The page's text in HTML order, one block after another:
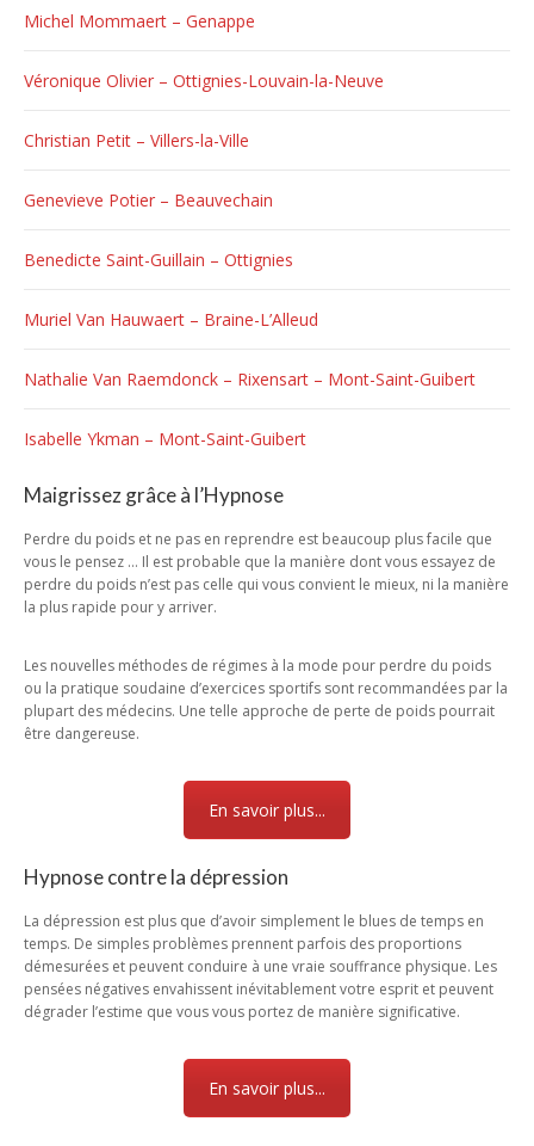
Michel Mommaert – Genappe
Véronique Olivier – Ottignies-Louvain-la-Neuve
Christian Petit – Villers-la-Ville
Genevieve Potier – Beauvechain
Benedicte Saint-Guillain – Ottignies
Muriel Van Hauwaert – Braine-L’Alleud
Nathalie Van Raemdonck – Rixensart – Mont-Saint-Guibert
Isabelle Ykman – Mont-Saint-Guibert
Maigrissez grâce à l’Hypnose
Perdre du poids et ne pas en reprendre est beaucoup plus facile que
vous le pensez … Il est probable que la manière dont vous essayez de
perdre du poids n’est pas celle qui vous convient le mieux, ni la manière
la plus rapide pour y arriver.
Les nouvelles méthodes de régimes à la mode pour perdre du poids
ou la pratique soudaine d’exercices sportifs sont recommandées par la
plupart des médecins. Une telle approche de perte de poids pourrait
être dangereuse.
En savoir plus...
Hypnose contre la dépression
La dépression est plus que d’avoir simplement le blues de temps en
temps. De simples problèmes prennent parfois des proportions
démesurées et peuvent conduire à une vraie souffrance physique. Les
pensées négatives envahissent inévitablement votre esprit et peuvent
dégrader l’estime que vous vous portez de manière significative.
En savoir plus...